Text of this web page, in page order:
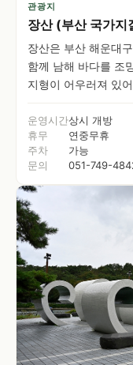
관광지
장산 (부산 국가지
장산은 부산 해운대
함께 남해 바다를 조
지형이 어우러져 있
운영시간상시 개방
휴무
연중무휴
주차
가능
문의
051-749-